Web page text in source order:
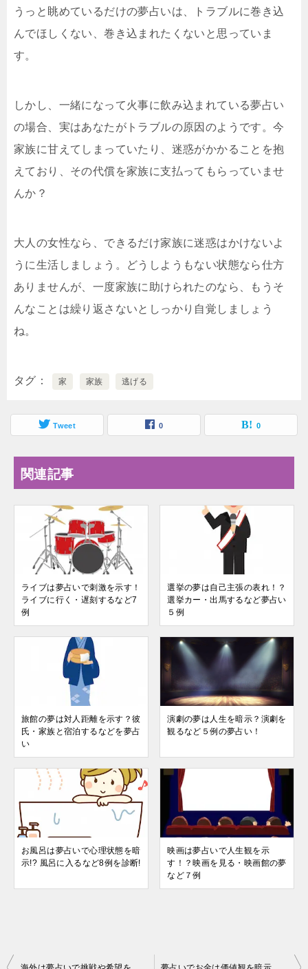
うっと眺めているだけの夢占いは、トラブルに巻き込
んでほしくない、巻き込まれたくないと思っていま
す。
しかし、一緒になって火事に飲み込まれている夢占い
の場合、実はあなたがトラブルの原因のようです。今
家族に甘えてしまっていたり、迷惑がかかることを抱
えており、その代償を家族に支払ってもらっていませ
んか？
大人の女性なら、できるだけ家族に迷惑はかけないよ
うに生活しましょう。どうしようもない状態なら仕方
ありませんが、一度家族に助けられたのなら、もうそ
んなことは繰り返さないとしっかり自覚しましょう
ね。
タグ 家 家族 逃げる
Tweet 0 0
関連記事
ライブは夢占いで刺激を示す！
ライブに行く・遅刻するなど7
例
選挙の夢は自己主張の表れ！？
選挙カー・出馬するなど夢占い
５例
旅館の夢は対人距離を示す？彼
氏・家族と宿泊するなどを夢占
い
演劇の夢は人生を暗示？演劇を
観るなど５例の夢占い！
お風呂は夢占いで心理状態を暗
示!? 風呂に入るなど8例を診断!
映画は夢占いで人生観を示
す！？映画を見る・映画館の夢
など７例
投